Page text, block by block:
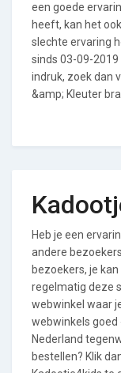
een goede
heeft, kan het
slechte ervaring
sinds 03-09-2019
indruk, zoek dan
&amp; Kleuter
Heb je een
andere
bezoekers, je
regelmatig deze
webwinkel waar
webwinkels goed
Nederland
bestellen? Klik